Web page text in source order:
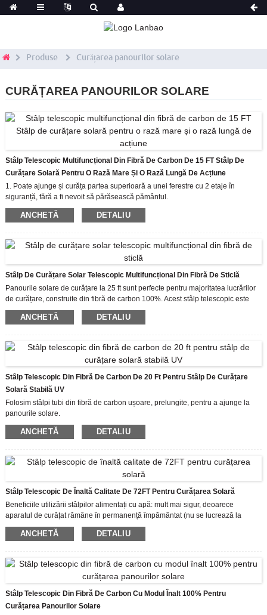
Produse Curățarea panourilor solare
CURĂȚAREA PANOURILOR SOLARE
Stâlp Telescopic Multifuncțional Din Fibră De Carbon De 15 FT Stâlp De
Curățare Solară Pentru O Rază Mare Și O Rază Lungă De Acțiune
1. Poate ajunge și curăța partea superioară a unei ferestre cu 2 etaje în
siguranță, fără a fi nevoit să părăsească pământul.
2. Economisiți timp prin curățarea și clătirea geamurilor în același timp, nu este
nevoie să curățați cu racletă sau cu ștergerea geamului
la fel de simplă ca și aspirarea podelelor.
În gama noastră, stâlpul poate fi adaptat la orice lungime și aveți voie să
adăugați sau să eliminați secțiuni pentru a se potrivi înălțimii de lucru necesare.
Ușurința stâlpului poate ajuta la reducerea oboselii, la creșterea productivității
și a vitezei la locul de muncă. Veți găsi mai ușor să lucrați cu stâlpul nostru.
ANCHETĂ DETALIU
Stâlp De Curățare Solar Telescopic Multifuncțional Din Fibră De Sticlă
Panourile solare de curățare la 25 ft sunt perfecte pentru majoritatea lucrărilor
de curățare, construite din fibră de carbon 100%. Acest stâlp telescopic este
incredibil de rigid, ușor și foarte puternic. În gamă, acestea pot fi adaptate la
orice lungime și aveți voie să adăugați sau să eliminați secțiuni pentru a se
Designul clemei laterale transversale deținut de brevet prinde stâlpul mult mai
strâns decât alte cleme. Se deschide și se închide cu ușurință chiar și în acele
luni reci de iarnă când sunt necesare mănuși.
* Avertisment: fibra de carbon este un conductor electric excelent. Stalpii noștri
ar putea fi fabricați cu un strat exterior din fibră de sticlă pentru a adăuga
ANCHETĂ DETALIU
Stâlp Telescopic Din Fibră De Carbon De 20 Ft Pentru Stâlp De Curățare
Solară Stabilă UV
Folosim stâlpi tubi din fibră de carbon ușoare, prelungite, pentru a ajunge la
panourile solare.
Sistemul de stâlp alimentat cu apă este incredibil de versatil, astfel încât
curățenii îl pot folosi pentru o serie de sarcini diferite. Acest lucru scutește
ANCHETĂ DETALIU
Stâlp Telescopic De Înaltă Calitate De 72FT Pentru Curățarea Solară
Beneficiile utilizării stâlpilor alimentați cu apă: mult mai sigur, deoarece
aparatul de curățat rămâne în permanență împământat (nu se lucrează la
înălțime).
Nu sunt necesari detergenți sau substanțe chimice în timpul procesului care îl
Poate produce apă pură toată ziua, tot ce este nevoie este o alimentare cu apă,
ceea ce face posibilă efectuarea unor timpi de lucru mai mari și mai puțini timpi
de nefuncționare pentru operatorii noștri.
ANCHETĂ DETALIU
Stâlp Telescopic Din Fibră De Carbon Cu Modul Înalt 100% Pentru
Curățarea Panourilor Solare